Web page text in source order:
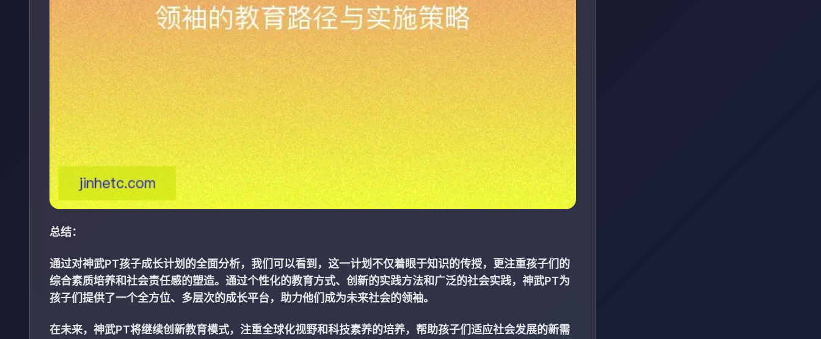
总结：
通过对神武PT孩子成长计划的全面分析，我们可以看到，这一计划不仅着眼于知识的传授，更注重孩子们的
综合素质培养和社会责任感的塑造。通过个性化的教育方式、创新的实践方法和广泛的社会实践，神武PT为
孩子们提供了一个全方位、多层次的成长平台，助力他们成为未来社会的领袖。
在未来，神武PT将继续创新教育模式，注重全球化视野和科技素养的培养，帮助孩子们适应社会发展的新需